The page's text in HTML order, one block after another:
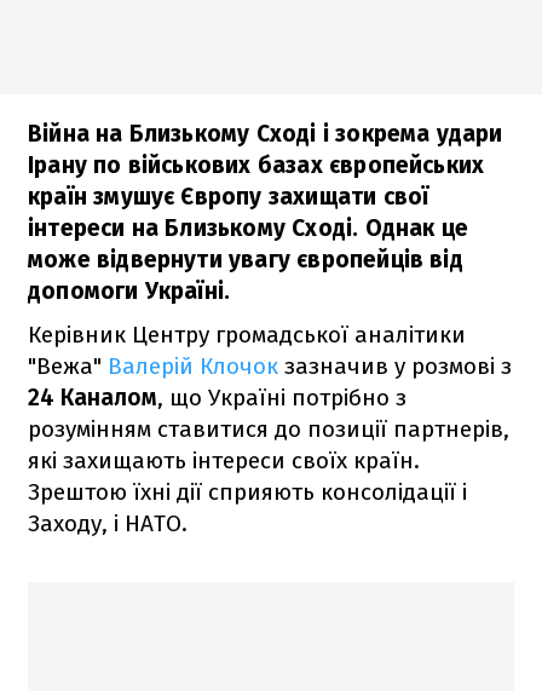
Війна на Близькому Сході і зокрема удари
Ірану по військових базах європейських
країн змушує Європу захищати свої
інтереси на Близькому Сході. Однак це
може відвернути увагу європейців від
допомоги Україні.
Керівник Центру громадської аналітики
"Вежа" Валерій Клочок зазначив у розмові з
24 Каналом, що Україні потрібно з
розумінням ставитися до позиції партнерів,
які захищають інтереси своїх країн.
Зрештою їхні дії сприяють консолідації і
Заходу, і НАТО.